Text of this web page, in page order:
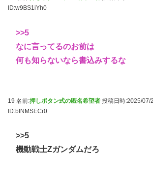
ID:w9BS1iYh0
>>5
なに言ってるのお前は
何も知らないなら書込みするな
19 名前:押しボタン式の匿名希望者 投稿日時:2025/07/
ID:bINMSECr0
>>5
機動戦士Zガンダムだろ